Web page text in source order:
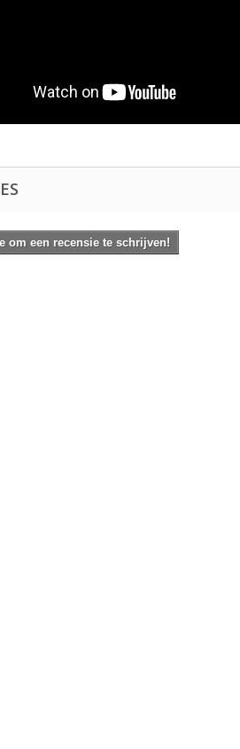
om een recensie te schrijven!